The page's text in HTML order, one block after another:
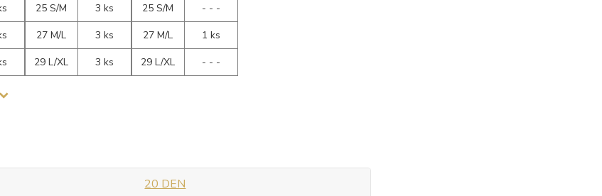
25 S/M
3 ks
27 M/L
3 ks
29 L/XL
3 ks
25 S/M
- - -
27 M/L
1 ks
29 L/XL
- - -
20 DEN